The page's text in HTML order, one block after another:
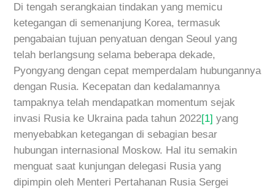
Di tengah serangkaian tindakan yang memicu
ketegangan di semenanjung Korea, termasuk
pengabaian tujuan penyatuan dengan Seoul yang
telah berlangsung selama beberapa dekade,
Pyongyang dengan cepat memperdalam hubungannya
dengan Rusia. Kecepatan dan kedalamannya
tampaknya telah mendapatkan momentum sejak
invasi Rusia ke Ukraina pada tahun 2022[1] yang
menyebabkan ketegangan di sebagian besar
hubungan internasional Moskow. Hal itu semakin
menguat saat kunjungan delegasi Rusia yang
dipimpin oleh Menteri Pertahanan Rusia Sergei